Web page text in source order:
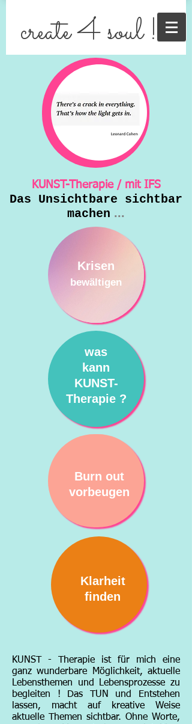
create 4 soul !
KUNST-Therapie / mit IFS
Das Unsichtbare sichtbar
machen ...
Krisen
bewältigen
was
kann
KUNST-
Therapie ?
Burn out
vorbeugen
Klarheit
finden
KUNST - Therapie ist für mich eine
ganz wunderbare Möglichkeit, aktuelle
Lebensthemen und Lebensprozesse zu
begleiten ! Das TUN und Entstehen
lassen, macht auf kreative Weise
aktuelle Themen sichtbar. Ohne Worte,